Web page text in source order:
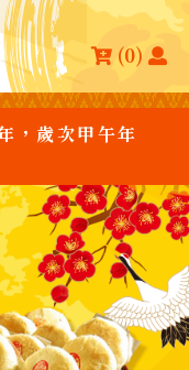
(0)
，歲次甲午年